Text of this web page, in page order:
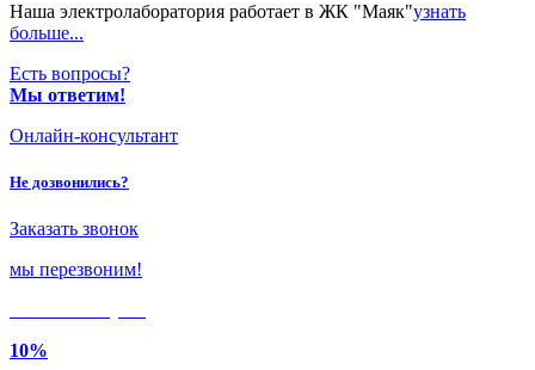
Наша электролаборатория работает в ЖК "Маяк"узнать
больше...
Есть вопросы?
Мы ответим!
Онлайн-консультант
Не дозвонились?
Заказать звонок
мы перезвоним!
10%